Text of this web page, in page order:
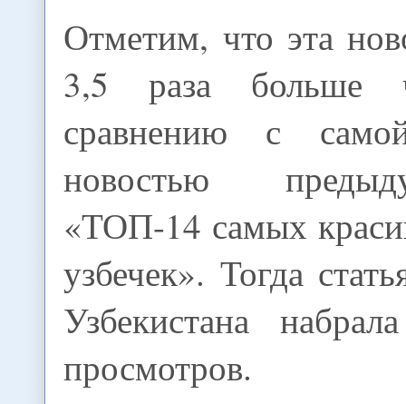
Отметим, что эта
3,5 раза больше
сравнению с
новостью
«ТОП-14 самых
узбечек». Тогда
Узбекистана
просмотров.